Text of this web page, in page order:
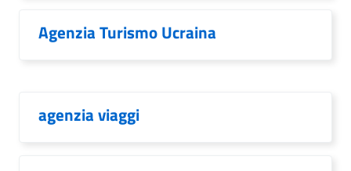
Agenzia Turismo Ucraina
agenzia viaggi